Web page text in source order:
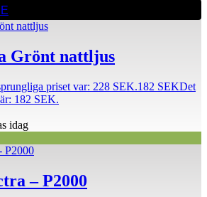
Grönt nattljus
priset var: 228 SEK.182 SEKDet
182 SEK.
idag
– P2000